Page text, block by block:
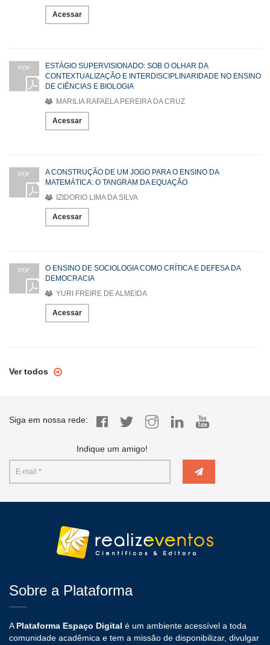
Acessar
PDF
ESTÁGIO SUPERVISIONADO: SOB O OLHAR DA
CONTEXTUALIZAÇÃO E INTERDISCIPLINARIDADE NO ENSINO
DE CIÊNCIAS E BIOLOGIA
MARILIA RAFAELA PEREIRA DA CRUZ
Acessar
PDF
A CONSTRUÇÃO DE UM JOGO PARA O ENSINO DA
MATEMÁTICA: O TANGRAM DA EQUAÇÃO
IZIDORIO LIMA DA SILVA
Acessar
PDF
O ENSINO DE SOCIOLOGIA COMO CRÍTICA E DEFESA DA
DEMOCRACIA
YURI FREIRE DE ALMEIDA
Acessar
Ver todos
Siga em nossa rede:
Indique um amigo!
Sobre a Plataforma
A Plataforma Espaço Digital é um ambiente acessível a toda
comunidade acadêmica e tem a missão de disponibilizar, divulgar